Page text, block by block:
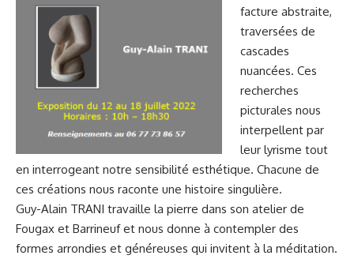
facture abstraite,
traversées de
cascades
nuancées. Ces
recherches
picturales nous
interpellent par
leur lyrisme tout
en interrogeant notre sensibilité esthétique. Chacune de
ces créations nous raconte une histoire singulière.
Guy-Alain TRANI travaille la pierre dans son atelier de
Fougax et Barrineuf et nous donne à contempler des
formes arrondies et généreuses qui invitent à la méditation.